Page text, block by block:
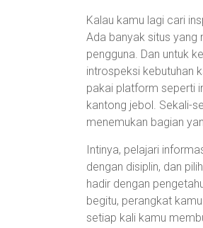
Kalau kamu lagi cari
Ada banyak situs yang
pengguna. Dan untuk
introspeksi kebutuhan
pakai platform seperti
kantong jebol. Sekali-
menemukan bagian
Intinya, pelajari
dengan disiplin, dan
hadir dengan
begitu, perangkat
setiap kali kamu